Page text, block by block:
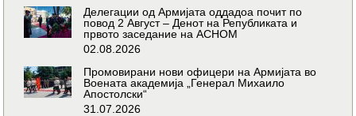
Делегации од Армијата оддадоа почит по
повод 2 Август – Денот на Републиката и
првото заседание на АСНОМ
02.08.2026
Промовирани нови офицери на Армијата во
Воената академија „Генерал Михаило
Апостолски“
31.07.2026